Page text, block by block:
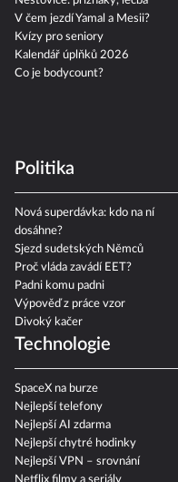
V čem jezdí Yamal a Mesii?
Kvízy pro seniory
Kalendář úplňků 2026
Co je bodycount?
Politika
Nová superdávka: kdo na ní
dosáhne?
Sjezd sudetských Němců
Proč vláda zavádí EET?
Padni komu padni
Výpověď z práce vzor
Divoký kačer
Technologie
SpaceX na burze
Nejlepší telefony
Nejlepší AI zdarma
Nejlepší chytré hodinky
Nejlepší VPN – srovnání